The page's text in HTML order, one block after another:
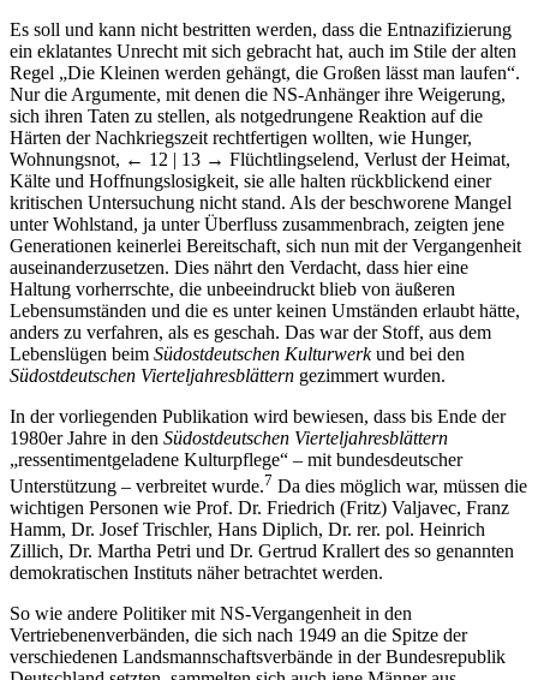
Es soll und kann nicht bestritten werden, dass die Entnazifizierung
ein eklatantes Unrecht mit sich gebracht hat, auch im Stile der alten
Regel „Die Kleinen werden gehängt, die Großen lässt man laufen“.
Nur die Argumente, mit denen die NS-Anhänger ihre Weigerung,
sich ihren Taten zu stellen, als notgedrungene Reaktion auf die
Härten der Nachkriegszeit rechtfertigen wollten, wie Hunger,
Wohnungsnot, ← 12 | 13 → Flüchtlingselend, Verlust der Heimat,
Kälte und Hoffnungslosigkeit, sie alle halten rückblickend einer
kritischen Untersuchung nicht stand. Als der beschworene Mangel
unter Wohlstand, ja unter Überfluss zusammenbrach, zeigten jene
Generationen keinerlei Bereitschaft, sich nun mit der Vergangenheit
auseinanderzusetzen. Dies nährt den Verdacht, dass hier eine
Haltung vorherrschte, die unbeeindruckt blieb von äußeren
Lebensumständen und die es unter keinen Umständen erlaubt hätte,
anders zu verfahren, als es geschah. Das war der Stoff, aus dem
Lebenslügen beim Südostdeutschen Kulturwerkund bei den
Südostdeutschen Vierteljahresblättern gezimmert wurden.
In der vorliegenden Publikation wird bewiesen, dass bis Ende der
1980er Jahre in den Südostdeutschen Vierteljahresblättern
„ressentimentgeladene Kulturpflege“ – mit bundesdeutscher
Unterstützung – verbreitet wurde.7 Da dies möglich war, müssen die
wichtigen Personen wie Prof. Dr. Friedrich (Fritz) Valjavec, Franz
Hamm, Dr. Josef Trischler, Hans Diplich, Dr. rer. pol. Heinrich
Zillich, Dr. Martha Petri und Dr. Gertrud Krallert des so genannten
demokratischen Instituts näher betrachtet werden.
So wie andere Politiker mit NS-Vergangenheit in den
Vertriebenenverbänden, die sich nach 1949 an die Spitze der
verschiedenen Landsmannschaftsverbände in der Bundesrepublik